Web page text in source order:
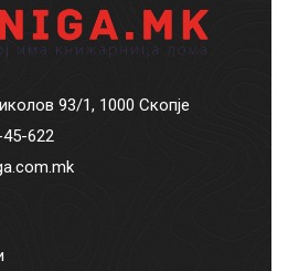
93/1, 1000 Скопје
622